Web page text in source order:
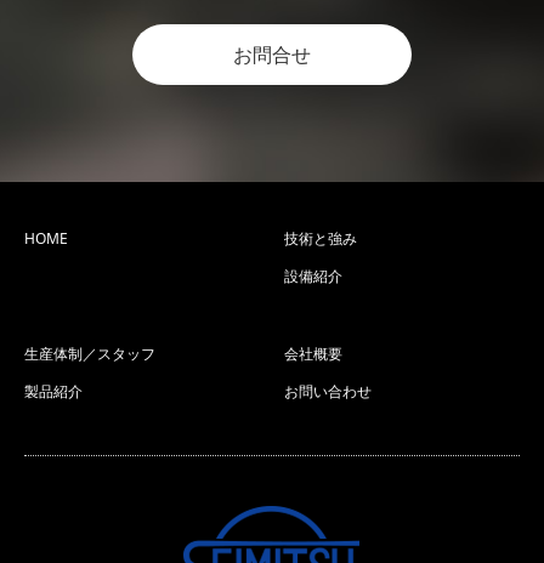
お問合せ
HOME
技術と強み
設備紹介
生産体制／スタッフ
製品紹介
会社概要
お問い合わせ